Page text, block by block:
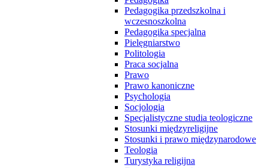
Pedagogika przedszkolna i
wczesnoszkolna
Pedagogika specjalna
Pielęgniarstwo
Politologia
Praca socjalna
Prawo
Prawo kanoniczne
Psychologia
Socjologia
Specjalistyczne studia teologiczne
Stosunki międzyreligijne
Stosunki i prawo międzynarodowe
Teologia
Turystyka religijna